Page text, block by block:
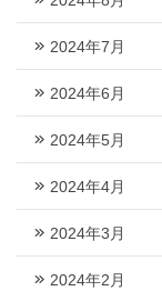
2024年7月
2024年6月
2024年5月
2024年4月
2024年3月
2024年2月